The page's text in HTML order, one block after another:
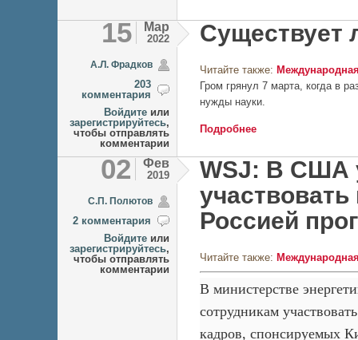
15 Мар
2022
А.Л. Фрадков
203
комментария
Войдите или
зарегистрируйтесь,
чтобы отправлять
комментарии
Существует
Читайте также:
Гром грянул 7 марта, когда в
нужды науки.
Подробнее
02 Фев
2019
C.П. Полютов
2 комментария
Войдите или
зарегистрируйтесь,
чтобы отправлять
комментарии
WSJ: В США
Россией
Читайте также:
В министерстве
сотрудникам
кадров, спонсируемых